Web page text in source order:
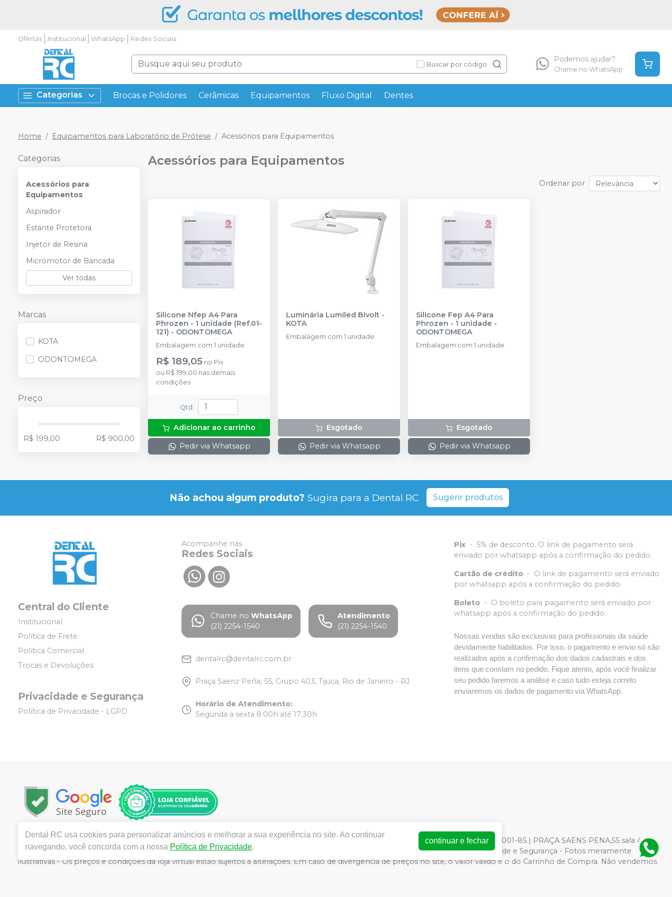
Ofertas Institucional WhatsApp Redes Sociais
Buscar por código
Podemos ajudar?
Chame no WhatsApp
Categorias Brocas e Polidores Cerâmicas Equipamentos Fluxo Digital Dentes
Home Equipamentos para Laboratório de Prótese Acessórios para Equipamentos
Categorias
Acessórios para
Equipamentos
Aspirador
Estante Protetora
Injetor de Resina
Micromotor de Bancada
Ver todas
Marcas
KOTA
ODONTOMEGA
Preço
R$ 199,00 R$ 900,00
Acessórios para Equipamentos
Ordenar por
Silicone Nfep A4 Para
Phrozen - 1 unidade (Ref.01-
121) - ODONTOMEGA
Embalagem com 1 unidade
R$ 189,05 no Pix
ou R$ 199,00 nas demais
condições
Qtd:
Adicionar ao carrinho
Pedir via Whatsapp
Luminária Lumiled Bivolt -
KOTA
Embalagem com 1 unidade.
Esgotado
Pedir via Whatsapp
Silicone Fep A4 Para
Phrozen - 1 unidade -
ODONTOMEGA
Embalagem com 1 unidade
Esgotado
Pedir via Whatsapp
Não achou algum produto? Sugira para a Dental RC Sugerir produtos
Central do Cliente
Institucional
Política de Frete
Política Comercial
Trocas e Devoluções
Privacidade e Segurança
Política de Privacidade - LGPD
Acompanhe nas
Redes Sociais
Chame no WhatsApp
(21) 2254-1540
Atendimento
(21) 2254-1540
dentalrc@dentalrc.com.br
Praça Saenz Peña, 55, Grupo 403, Tijuca, Rio de Janeiro - RJ
Horário de Atendimento:
Segunda a sexta 8:00h até 17:30h
Pix - 5% de desconto. O link de pagamento será
enviado por whatsapp após a confirmação do pedido.
Cartão de crédito - O link de pagamento será enviado
por whatsapp após a confirmação do pedido.
Boleto - O boleto para pagamento será enviado por
whatsapp após a confirmação do pedido.
Nossas vendas são exclusivas para profissionais da saúde
devidamente habilitados. Por isso, o pagamento e envio só são
realizados após a confirmação dos dados cadastrais e dos
itens que constam no pedido. Fique atento, após você finalizar
seu pedido faremos a análise e caso tudo esteja correto
enviaremos os dados de pagamento via WhatsApp.
Copyright © 2025 | Todos os direitos reservados | www.dentalrc.com.br | RC MATERIAL ODONTOLOGICO LTDA | CNPJ: 73.966.590/0001-85 | PRAÇA SAENS PENA,55 sala 403 -
Tijuca - Rio de Janeiro - RJ | Responsável técnico: RAFAELLA MARQUES IGREJA DOS SANTOS CRO/RJ nº 55115 | Política de Privacidade e Segurança - Fotos meramente
ilustrativas - Os preços e condições da loja virtual estão sujeitos a alterações. Em caso de divergência de preços no site, o valor válido é o do Carrinho de Compra. Não vendemos
Dental RC usa cookies para personalizar anúncios e melhorar a sua experiência no site. Ao continuar
navegando, você concorda com a nossa Política de Privacidade.
continuar e fechar